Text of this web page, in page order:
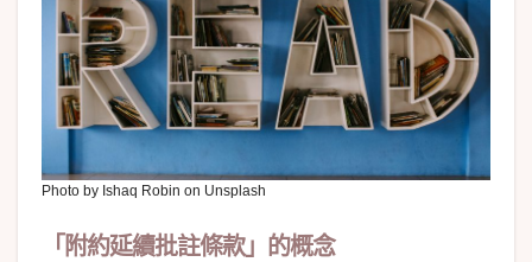
Photo by Ishaq Robin on Unsplash
「附約延續批註條款」的概念